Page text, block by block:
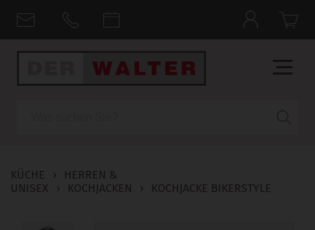
KÜCHE ›
HERREN &
UNISEX
› KOCHJACKEN › KOCHJACKE BIKERSTYLE